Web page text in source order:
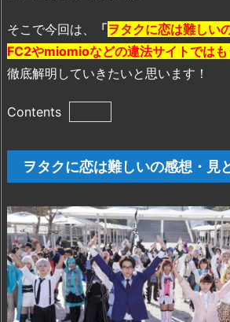
そこで今回は、 「ヲタクに恋は難しい
FC2やmiomioなどの違法サイトではも
徹底解明していきたいと思います！
Contents
ヲ
タ
に
恋
は
難
し
い
ヲタクに恋は難しいの感想・見